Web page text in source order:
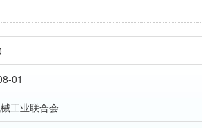
01
工业联合会